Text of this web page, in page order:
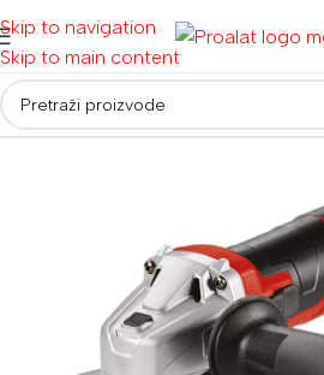
Skip to navigation
Skip to main content
Početna/ Električni alati